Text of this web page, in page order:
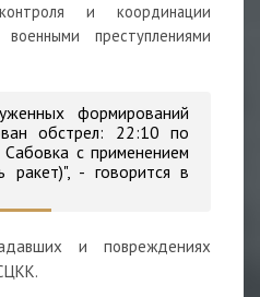
и координации
преступлениями
формирований
обстрел: 22:10 по
Сабовка с применением
ракет)", - говорится в
и повреждениях